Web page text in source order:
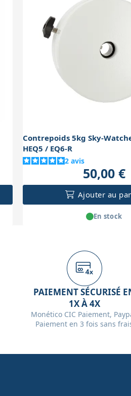
Contrepoids 5kg Sky-
HEQ5 / EQ6-R
2 avis
50,00 €
Ajouter au
En stock
PAIEMENT SÉCURISÉ
1X À 4X
Monético CIC Paiement,
Paiement en 3 fois sans